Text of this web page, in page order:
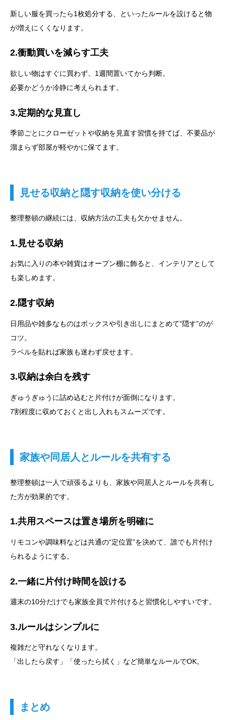
新しい服を買ったら1枚処分する、といったルールを設けると物
が増えにくくなります。
2.衝動買いを減らす工夫
欲しい物はすぐに買わず、1週間置いてから判断。
必要かどうか冷静に考えられます。
3.定期的な見直し
季節ごとにクローゼットや収納を見直す習慣を持てば、不要品が
溜まらず部屋が軽やかに保てます。
見せる収納と隠す収納を使い分ける
整理整頓の継続には、収納方法の工夫も欠かせません。
1.見せる収納
お気に入りの本や雑貨はオープン棚に飾ると、インテリアとして
も楽しめます。
2.隠す収納
日用品や雑多なものはボックスや引き出しにまとめて“隠す”のが
コツ。
ラベルを貼れば家族も迷わず戻せます。
3.収納は余白を残す
ぎゅうぎゅうに詰め込むと片付けが面倒になります。
7割程度に収めておくと出し入れもスムーズです。
家族や同居人とルールを共有する
整理整頓は一人で頑張るよりも、家族や同居人とルールを共有し
た方が効果的です。
1.共用スペースは置き場所を明確に
リモコンや調味料などは共通の“定位置”を決めて、誰でも片付け
られるようにする。
2.一緒に片付け時間を設ける
週末の10分だけでも家族全員で片付けると習慣化しやすいです。
3.ルールはシンプルに
複雑だと守れなくなります。
「出したら戻す」「使ったら拭く」など簡単なルールでOK。
まとめ